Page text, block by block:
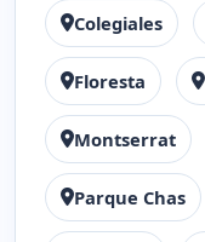
Colegiales
Floresta
Montserrat
Parque Chas